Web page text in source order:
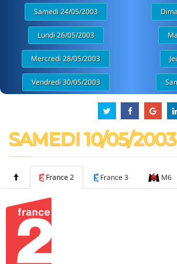
Samedi 24/05/2003
Lundi 26/05/2003
Mercredi 28/05/2003
Vendredi 30/05/2003
SAMEDI 10/05/2003
France 2 France 3 M6